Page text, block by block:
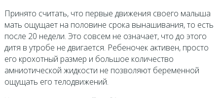
Принято считать, что первые движения своего малыша
мать ощущает на половине срока вынашивания, то есть
после 20 недели. Это совсем не означает, что до этого
дитя в утробе не двигается. Ребеночек активен, просто
его крохотный размер и большое количество
амниотической жидкости не позволяют беременной
ощущать его телодвижений.